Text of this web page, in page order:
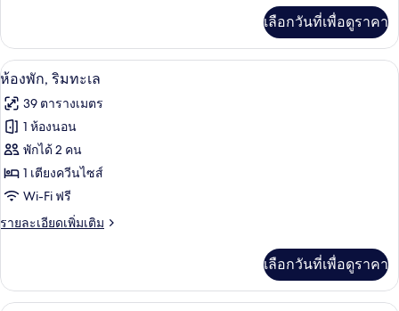
ทะเล
เกี่ยว
กับ
ห้อง
ลัก
ซ์,
ทะเล
เลือกวันที่เพื่อดูราคา
เปิด
ภาพถ่าย
ทั้งหมด
ของ
ห้อง
พัก,
ริม
ห้องพัก, ริมทะเล | ตู้นิรภัยในห้องพัก,
3
ห้องพัก, ริมทะเล
39 ตารางเมตร
1 ห้องนอน
พักได้ 2 คน
1 เตียงควีนไซส์
Wi-Fi ฟรี
รายละเอียดเพิ่มเติม
ราย
เกี่ยว
กับ
เลือกวันที่เพื่อดูราคา